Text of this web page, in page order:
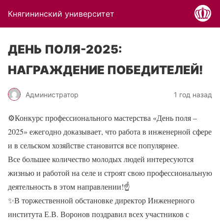
Княгининский университет
ДЕНЬ ПОЛЯ-2025:
НАГРАЖДЕНИЕ ПОБЕДИТЕЛЕЙ!
Администратор 1 год назад
⚙Конкурс профессионального мастерства «День поля –
2025» ежегодно доказывает, что работа в инженерной сфере
и в сельском хозяйстве становится все популярнее.
Все большее количество молодых людей интересуются
жизнью и работой на селе и строят свою профессиональную
деятельность в этом направлении!☝
✨В торжественной обстановке директор Инженерного
института Е.В. Воронов поздравил всех участников с